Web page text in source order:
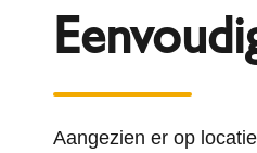
Aangezien er op